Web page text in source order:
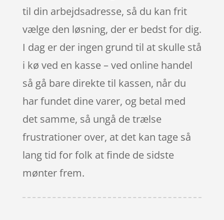
til din arbejdsadresse, så du kan frit
vælge den løsning, der er bedst for dig.
I dag er der ingen grund til at skulle stå
i kø ved en kasse – ved online handel
så gå bare direkte til kassen, når du
har fundet dine varer, og betal med
det samme, så ungå de trælse
frustrationer over, at det kan tage så
lang tid for folk at finde de sidste
mønter frem.